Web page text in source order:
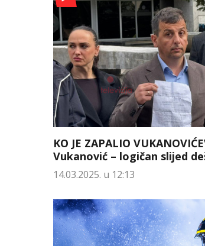
KO JE ZAPALIO
Vukanović – logičan slijed
14.03.2025. u 12:13